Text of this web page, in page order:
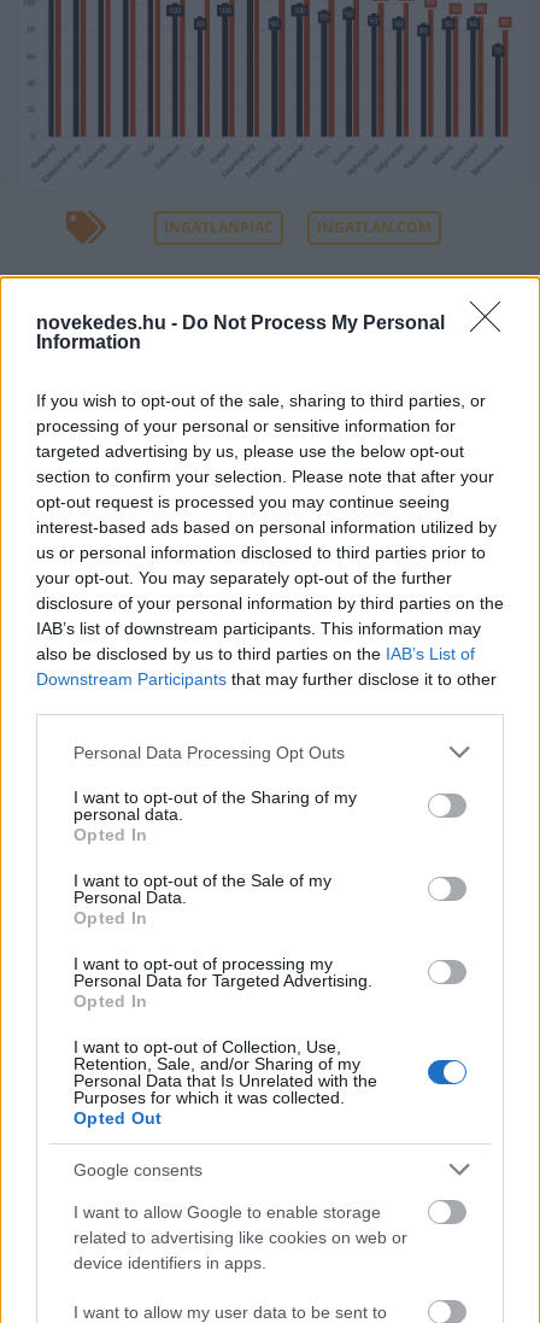
novekedes.hu - Do Not Process My Personal
Information
If you wish to opt-out of the sale, sharing to third parties, or
processing of your personal or sensitive information for
targeted advertising by us, please use the below opt-out
section to confirm your selection. Please note that after your
opt-out request is processed you may continue seeing
interest-based ads based on personal information utilized by
us or personal information disclosed to third parties prior to
your opt-out. You may separately opt-out of the further
disclosure of your personal information by third parties on the
IAB’s list of downstream participants. This information may
also be disclosed by us to third parties on the IAB’s List of
Downstream Participants that may further disclose it to other
Please note that this website/app uses one or more Google
not limited to your visit or usage behaviour. You may click to
grant or deny consent to Google and its third-party tags to
use your data for below specified purposes in below Google
consent section.
Personal Data Processing Opt Outs
I want to opt-out of the Sharing of my
personal data.
Opted In
I want to opt-out of the Sale of my
Personal Data.
Opted In
I want to opt-out of processing my
Personal Data for Targeted Advertising.
Opted In
I want to opt-out of Collection, Use,
Retention, Sale, and/or Sharing of my
Personal Data that Is Unrelated with the
Purposes for which it was collected.
Opted Out
Google consents
I want to allow Google to enable storage
related to advertising like cookies on web or
device identifiers in apps.
I want to allow my user data to be sent to
INGATLANPIAC INGATLAN.COM
Durván emelkednek az albérletárak -
Bajban lehetnek a most érettségizők
Óriási a kereslet az albérletek iránt,
rekordot döntöttek a fővárosi bérleti
díjak
15-20 százalékos áremelkedés jöhet a
fővárosi rövidtávú albérleteknél
Történelmi csúcson az albérletárak
NÉPSZERŰ
Hitelfordulat 2026: elzárja a pénzcsapot az
állam
ELEMZÉSEK 2026. júl. 22.